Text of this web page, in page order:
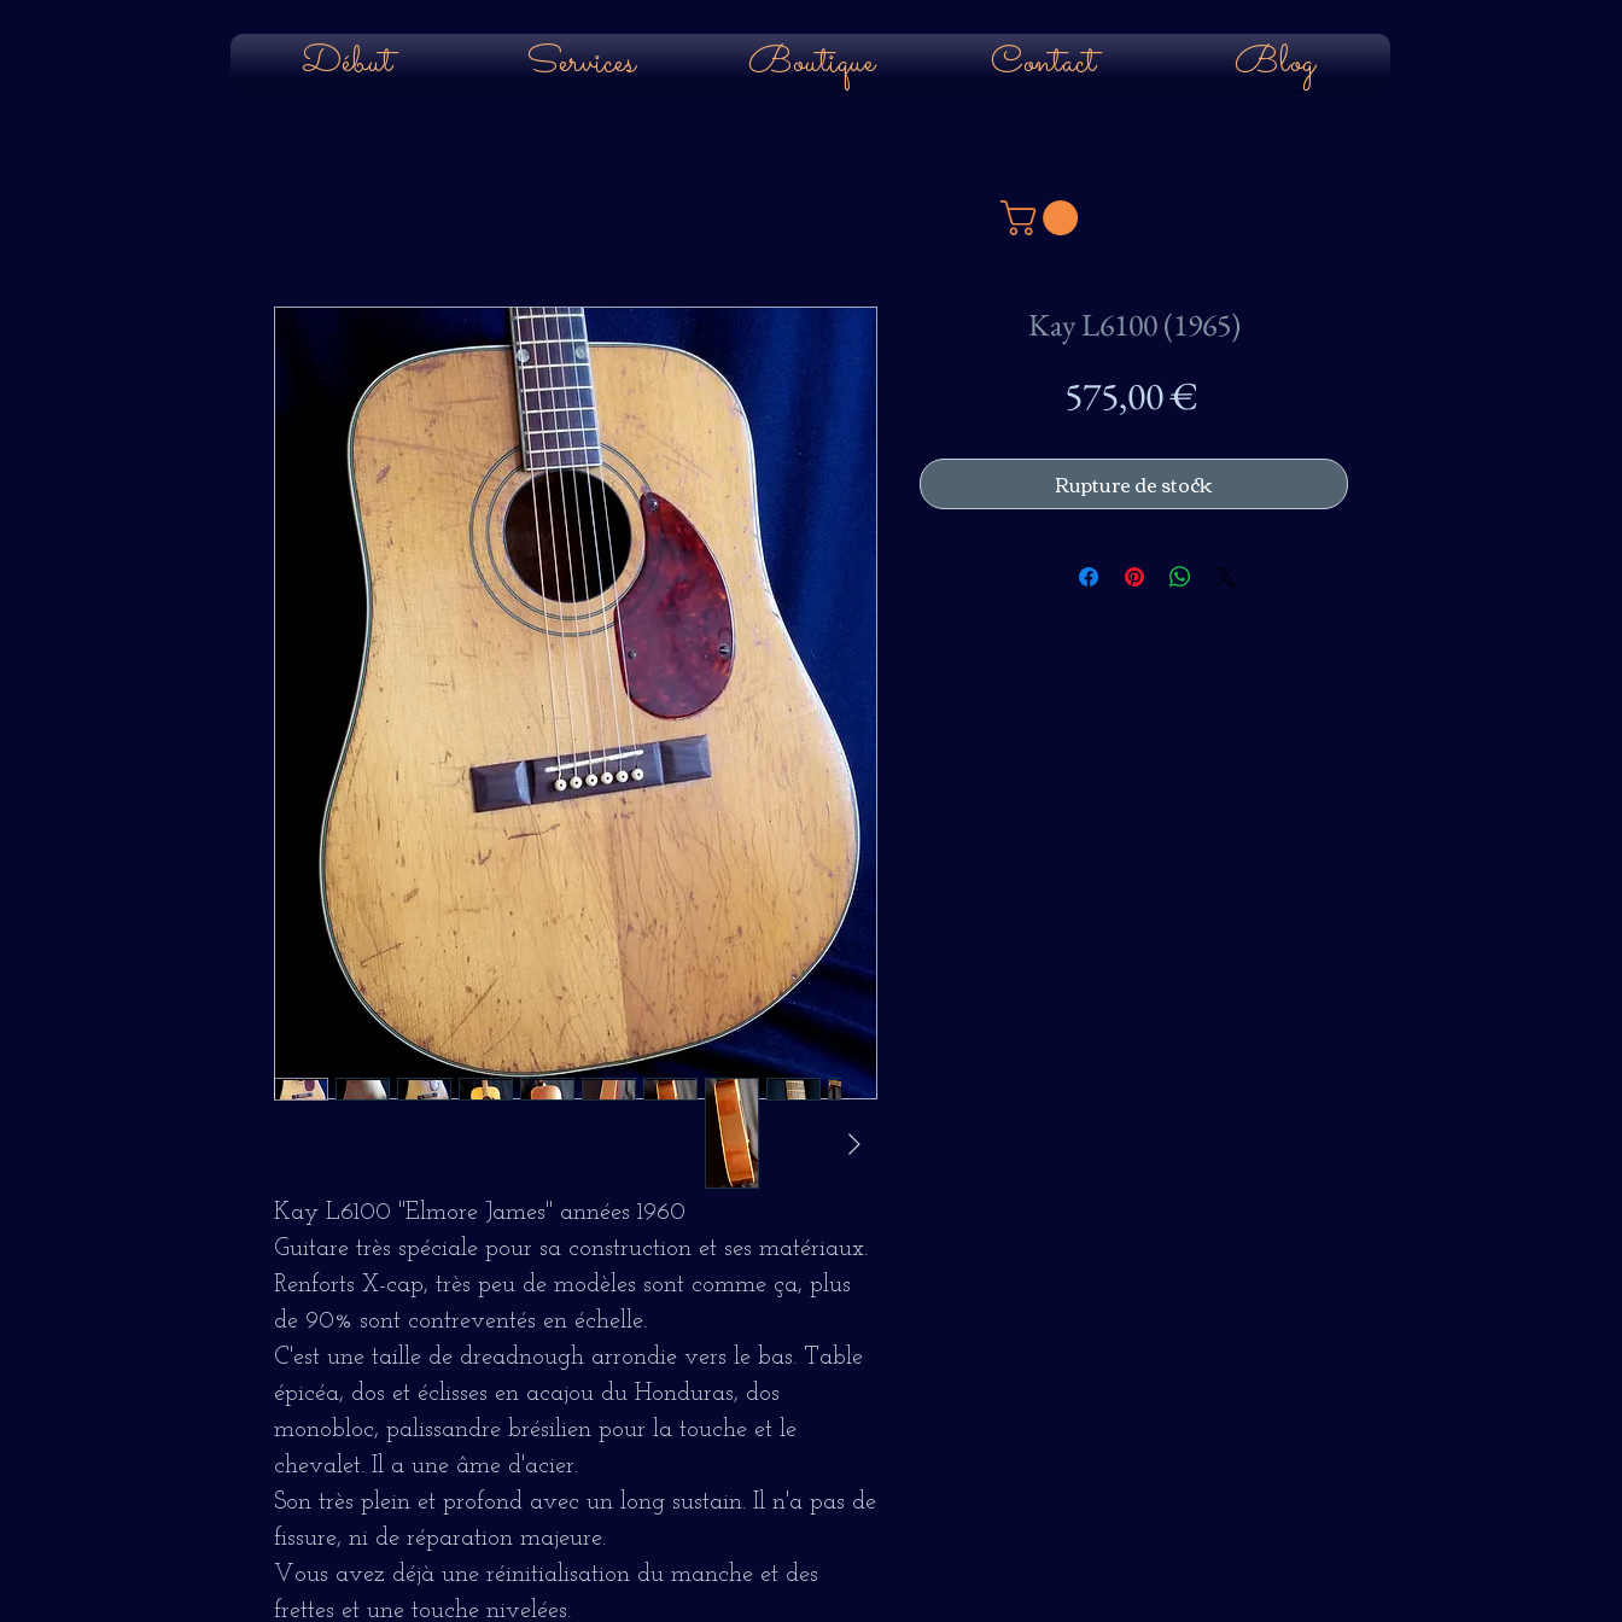
Début Services Boutique Contact Blog
Kay L6100 "Elmore James" années 1960
Guitare très spéciale pour sa construction et ses matériaux.
Renforts X-cap, très peu de modèles sont comme ça, plus
de 90% sont contreventés en échelle.
C'est une taille de dreadnough arrondie vers le bas. Table
épicéa, dos et éclisses en acajou du Honduras, dos
monobloc, palissandre brésilien pour la touche et le
chevalet. Il a une âme d'acier.
Son très plein et profond avec un long sustain. Il n'a pas de
fissure, ni de réparation majeure.
Vous avez déjà une réinitialisation du manche et des
frettes et une touche nivelées.
Kay L6100 (1965)
575,00 €Prix
Rupture de stock